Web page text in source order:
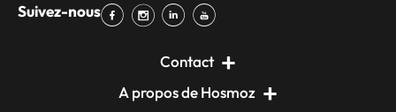
Suivez-nous
Contact
A propos de Hosmoz